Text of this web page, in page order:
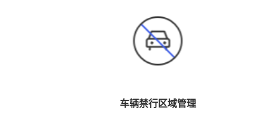
车辆禁行区域管理